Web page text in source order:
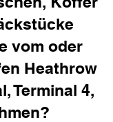
vom oder
Heathrow
Terminal 4,